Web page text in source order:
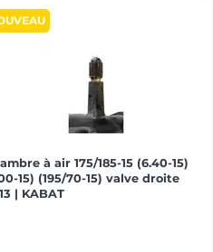
à air 175/185-15 (6.40-15)
15) (195/70-15) valve droite
| KABAT